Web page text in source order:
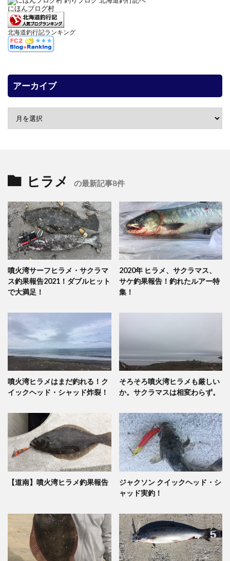
にほんブログ村
北海道釣行記ランキング
アーカイブ
ヒラメ の最新記事8件
噴火湾サーフヒラメ・サクラマ
ス釣果報告2021！ダブルヒット
で大満足！
2020年 ヒラメ、サクラマス、
サケ釣果報告！釣れたルアー特
集！
噴火湾ヒラメはまだ釣れる！ク
イックヘッド・シャッド炸裂！
そろそろ噴火湾ヒラメも厳しい
か。サクラマスは相変わらず。
【道南】噴火湾ヒラメ釣果報告
ジャクソン クイックヘッド・シ
ャッド実釣！